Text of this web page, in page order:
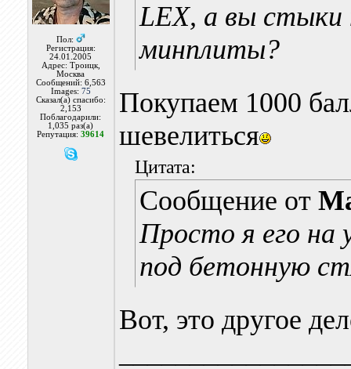
Пол:
Регистрация:
24.01.2005
Адрес: Троицк,
Москва
Сообщений: 6,563
Images: 75
Сказал(а) спасибо:
2,153
Поблагодарили:
1,035 раз(а)
Репутация:39614
LEX, а вы стыки
минплиты?
Покупаем 1000
шевелиться
Цитата:
Сообщение от
Просто я его на
под бетонную
Вот, это другое